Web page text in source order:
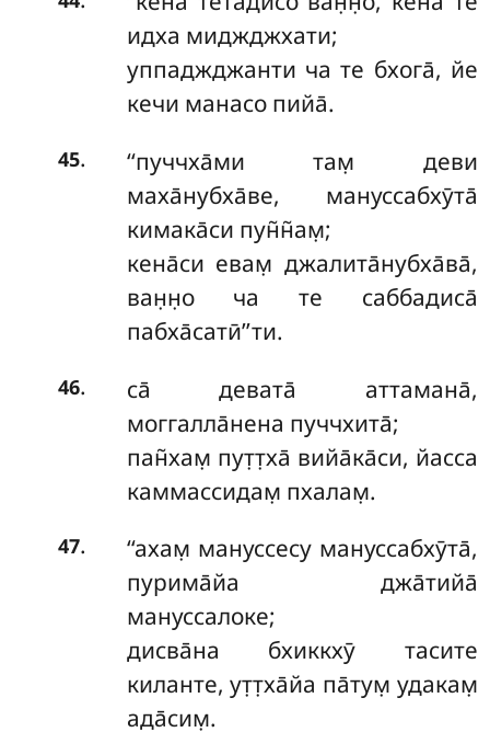
идха миджджхати;
уппаджджанти ча те бхога̄, йе
кечи манасо пийа̄.
45.
‘‘пуччха̄ми там̣ деви
маха̄нубха̄ве, мануссабхӯта̄
кимака̄си пун̃н̃ам̣;
кена̄си евам̣ джалита̄нубха̄ва̄,
ван̣н̣о ча те саббадиса̄
пабха̄сатӣ’’ти.
46.
са̄ девата̄ аттамана̄,
моггалла̄нена пуччхита̄;
пан̃хам̣ пут̣т̣ха̄ вийа̄ка̄си, йасса
каммассидам̣ пхалам̣.
47. ‘‘ахам̣ мануссесу мануссабхӯта̄,
пурима̄йа джа̄тийа̄
мануссалоке;
дисва̄на бхиккхӯ тасите
киланте, ут̣т̣ха̄йа па̄тум̣ удакам̣
ада̄сим̣.